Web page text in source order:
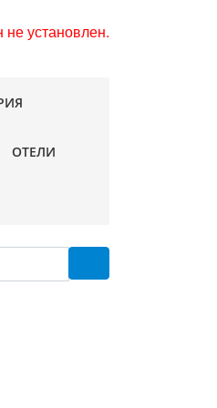
установлен.
ОТЕЛИ